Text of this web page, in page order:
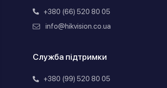
+380 (66) 520 80 05
info@hikvision.co.ua
Служба підтримки
+380 (99) 520 80 05